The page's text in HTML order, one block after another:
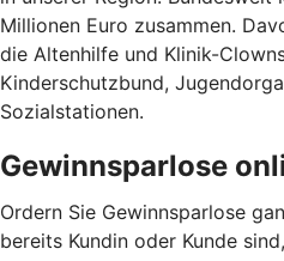
Millionen Euro zusammen.
die Altenhilfe und Klinik-
Kinderschutzbund,
Sozialstationen.
Gewinnsparlose
Ordern Sie Gewinnsparlose
bereits Kundin oder Kunde